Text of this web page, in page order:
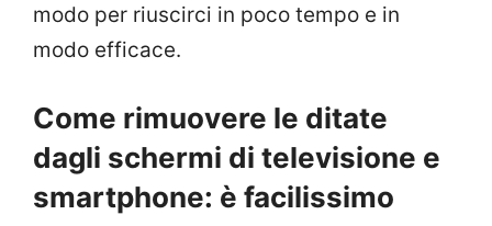
modo per riuscirci in poco tempo e in
modo efficace.
Come rimuovere le ditate
dagli schermi di televisione e
smartphone: è facilissimo